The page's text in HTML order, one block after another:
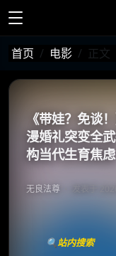
首页 电影 正文
《带娃？免谈
漫婚礼突变全
构当代生育焦虑
无良法尊
🔍站内搜索